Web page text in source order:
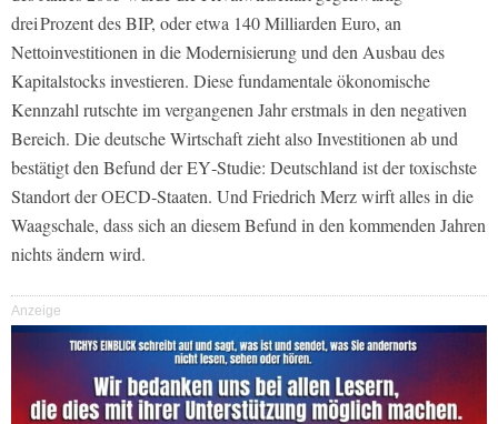
drei Prozent des BIP, oder etwa 140 Milliarden Euro, an
Nettoinvestitionen in die Modernisierung und den Ausbau des
Kapitalstocks investieren. Diese fundamentale ökonomische
Kennzahl rutschte im vergangenen Jahr erstmals in den negativen
Bereich. Die deutsche Wirtschaft zieht also Investitionen ab und
bestätigt den Befund der EY‑Studie: Deutschland ist der toxischste
Standort der OECD‑Staaten. Und Friedrich Merz wirft alles in die
Waagschale, dass sich an diesem Befund in den kommenden Jahren
nichts ändern wird.
Anzeige